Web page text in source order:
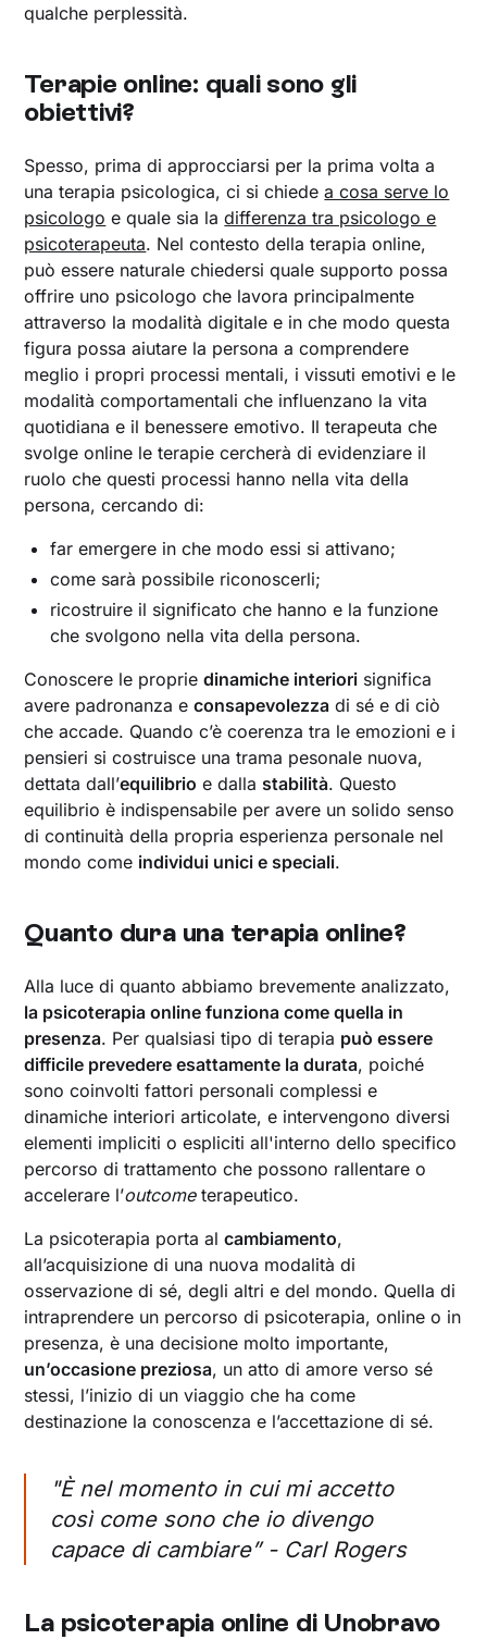
qualche perplessità.
Terapie online: quali sono gli
obiettivi?
Spesso, prima di approcciarsi per la prima volta a
una terapia psicologica, ci si chiedea cosa serve lo
psicologo e quale sia ladifferenza tra psicologo e
psicoterapeuta. Nel contesto della terapia online,
può essere naturale chiedersi quale supporto possa
offrire uno psicologo che lavora principalmente
attraverso la modalità digitale e in che modo questa
figura possa aiutare la persona a comprendere
meglio i propri processi mentali, i vissuti emotivi e le
modalità comportamentali che influenzano la vita
quotidiana e il benessere emotivo. Il terapeuta che
svolge online le terapie cercherà di evidenziare il
ruolo che questi processi hanno nella vita della
persona, cercando di:
far emergere in che modo essi si attivano;
come sarà possibile riconoscerli;
ricostruire il significato che hanno e la funzione
che svolgono nella vita della persona.
Conoscere le propriedinamiche interiori significa
avere padronanza econsapevolezza di sé e di ciò
che accade. Quando c’è coerenza tra le emozioni e i
pensieri si costruisce una trama pesonale nuova,
dettata dall’equilibrio e dalla stabilità. Questo
equilibrio è indispensabile per avere un solido senso
di continuità della propria esperienza personale nel
mondo come individui unici e speciali.
‍Quanto dura una terapia online?
Alla luce di quanto abbiamo brevemente analizzato,
la psicoterapia online funziona come quella in
presenza. Per qualsiasi tipo di terapia può essere
difficile prevedere esattamente la durata, poiché
sono coinvolti fattori personali complessi e
dinamiche interiori articolate, e intervengono diversi
elementi impliciti o espliciti all'interno dello specifico
percorso di trattamento che possono rallentare o
accelerare l’outcometerapeutico.
La psicoterapia porta alcambiamento,
all’acquisizione di una nuova modalità di
osservazione di sé, degli altri e del mondo. Quella di
intraprendere un percorso di psicoterapia, online o in
presenza, è una decisione molto importante,
un’occasione preziosa, un atto di amore verso sé
stessi, l’inizio di un viaggio che ha come
destinazione la conoscenza e l’accettazione di sé.
"È nel momento in cui mi accetto
così come sono che io divengo
capace di cambiare” - Carl Rogers
La psicoterapia online di Unobravo